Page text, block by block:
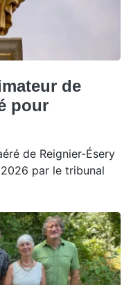
de
pour
de Reignier-Ésery
par le tribunal